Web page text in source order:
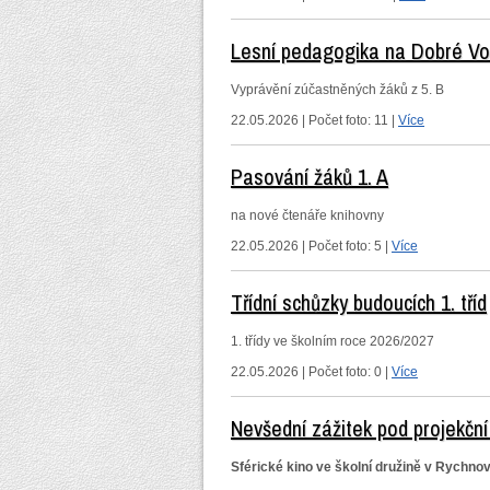
Lesní pedagogika na Dobré
Vyprávění zúčastněných žáků z 5. B
22.05.2026 | Počet foto: 11 | Více
Pasování žáků 1. A
na nové čtenáře knihovny
22.05.2026 | Počet foto: 5 | Více
Třídní schůzky budoucích 1. tříd
1. třídy ve školním roce 2026/2027
22.05.2026 | Počet foto: 0 | Více
Nevšední zážitek pod
Sférické kino ve školní družině v